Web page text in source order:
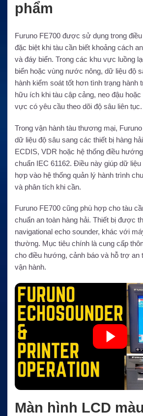
phẩm
Furuno FE700 được sử dụng trong
đặc biệt khi tàu cần biết khoảng cách
và đáy biển. Trong các khu vực luồng
biển hoặc vùng nước nông, dữ liệu độ
hành kiểm soát tốt hơn tình trạng hành
hữu ích khi tàu cập cảng, neo đậu
vực có yêu cầu theo dõi độ sâu liên tục.
Trong vận hành tàu thương mại,
dữ liệu độ sâu sang các thiết bị hàng
ECDIS, VDR hoặc hệ thống điều
chuẩn IEC 61162. Điều này giúp dữ
hợp vào hệ thống quản lý hành trình
và phân tích khi cần.
Furuno FE700 cũng phù hợp cho tàu
chuẩn an toàn hàng hải. Thiết bị được
navigational echo sounder, khác với
thường. Mục tiêu chính là cung cấp
cho điều hướng, cảnh báo và hỗ trợ an
vận hành.
Màn hình LCD